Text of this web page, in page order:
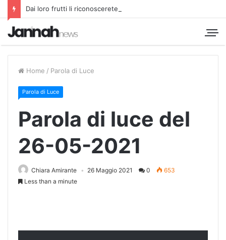
Dai loro frutti li riconoscerete
Home / Parola di Luce
Parola di Luce
Parola di luce del
26-05-2021
Chiara Amirante 26 Maggio 2021 0
653
Less than a minute